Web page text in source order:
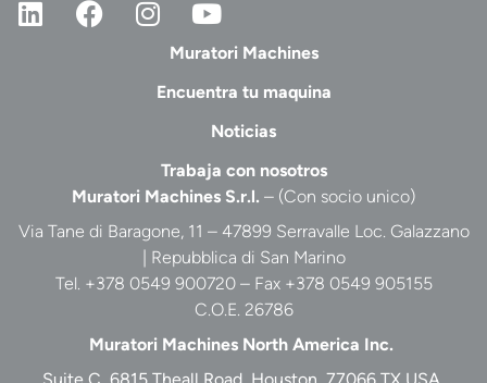
Muratori Machines S.r.l. – (Con socio unico)
Via Tane di Baragone, 11 – 47899 Serravalle Loc. Galazzano
| Repubblica di San Marino
Tel. +378 0549 900720 – Fax +378 0549 905155
C.O.E. 26786
Muratori Machines North America Inc.
Muratori Machines
Encuentra tu maquina
Noticias
Trabaja con nosotros